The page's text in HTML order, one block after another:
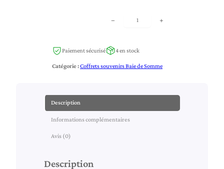
t
t
é
d
− +
Paiement sécurisé 4 en stock
Catégorie :Coffrets souvenirs Baie de Somme
Description
Informations complémentaires
Avis (0)
Description